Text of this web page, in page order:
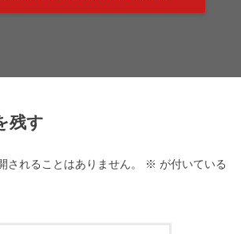
残す
されることはありません。 ※ が付いている